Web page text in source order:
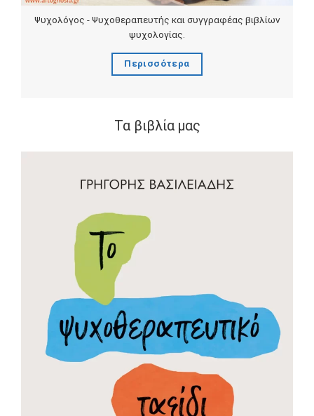
Ψυχολόγος - Ψυχοθεραπευτής και συγγραφέας βιβλίων
ψυχολογίας.
Περισσότερα
Τα βιβλία μας